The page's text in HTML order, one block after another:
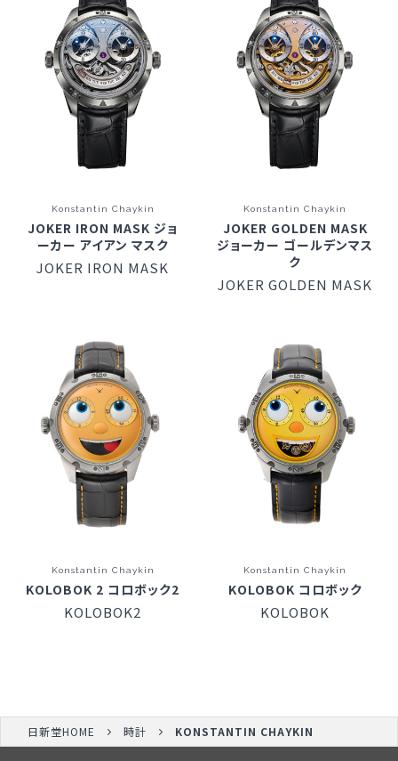
Konstantin Chaykin
JOKER IRON MASK ジョ
ーカー アイアン マスク
JOKER IRON MASK
Konstantin Chaykin
JOKER GOLDEN MASK
ジョーカー ゴールデンマス
ク
JOKER GOLDEN MASK
Konstantin Chaykin
KOLOBOK 2 コロボック2
KOLOBOK2
Konstantin Chaykin
KOLOBOK コロボック
KOLOBOK
日新堂HOME 時計 KONSTANTIN CHAYKIN